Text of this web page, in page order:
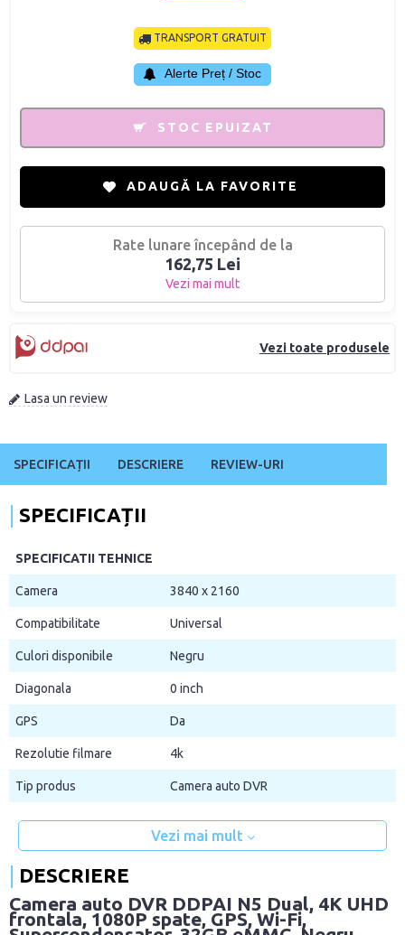
Vezi toate produsele
Lasa un review
TRANSPORT GRATUIT
Alerte Preț / Stoc
STOC EPUIZAT
ADAUGĂ LA FAVORITE
Rate lunare începând de la
162,75 Lei
Vezi mai mult
SPECIFICAȚII DESCRIERE REVIEW-URI
SPECIFICAȚII
SPECIFICATII TEHNICE
Camera 3840 x 2160
Compatibilitate Universal
Culori disponibile Negru
Diagonala 0 inch
GPS Da
Rezolutie filmare 4k
Tip produs Camera auto DVR
Vezi mai mult
DESCRIERE
Camera auto DVR DDPAI N5 Dual, 4K UHD
frontala, 1080P spate, GPS, Wi-Fi,